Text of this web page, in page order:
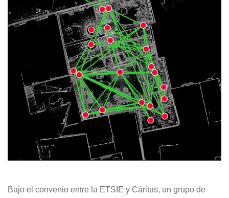
Bajo el convenio entre la ETSIE y Cáritas, un grupo de